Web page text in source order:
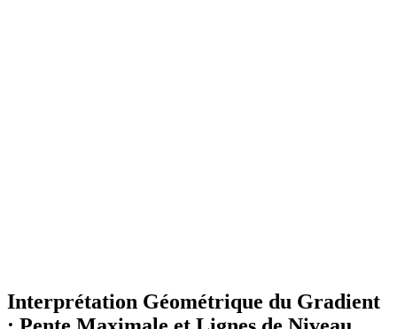
Interprétation Géométrique du Gradient